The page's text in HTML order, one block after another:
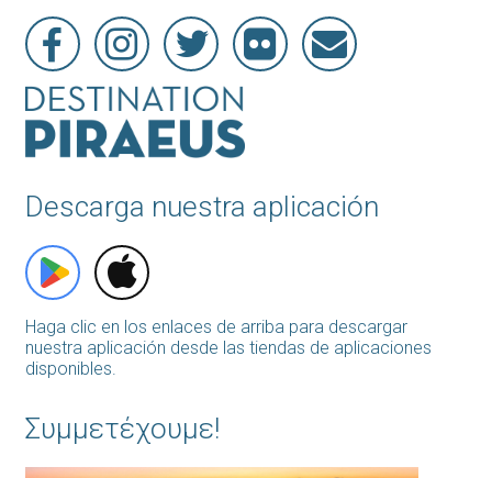
Descarga nuestra aplicación
Haga clic en los enlaces de arriba para descargar
nuestra aplicación desde las tiendas de aplicaciones
disponibles.
Συμμετέχουμε!